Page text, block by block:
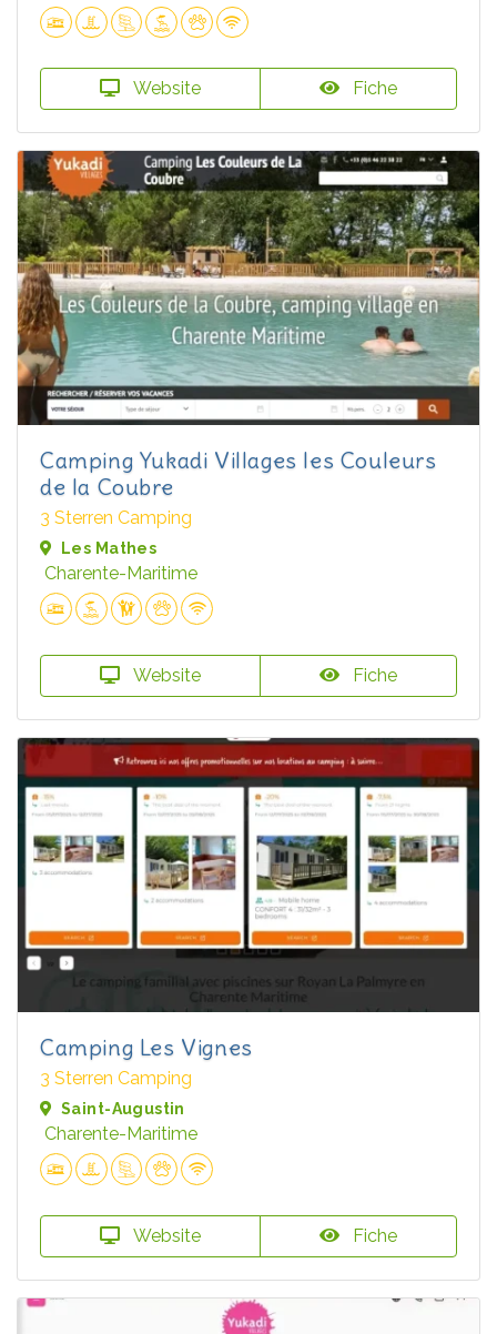
Website Fiche
Camping Yukadi Villages les Couleurs
de la Coubre
3 Sterren Camping
Les Mathes
Charente-Maritime
Website Fiche
Camping Les Vignes
3 Sterren Camping
Saint-Augustin
Charente-Maritime
Website Fiche